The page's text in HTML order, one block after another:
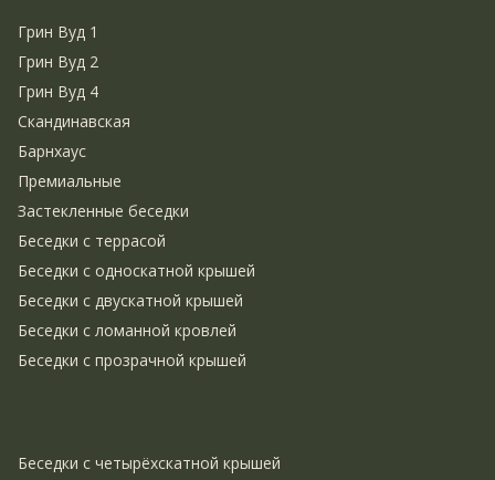
Грин Вуд 1
Грин Вуд 2
Грин Вуд 4
Скандинавская
Барнхаус
Премиальные
Застекленные беседки
Беседки с террасой
Беседки с односкатной крышей
Беседки с двускатной крышей
Беседки с ломанной кровлей
Беседки с прозрачной крышей
Беседки с четырёхскатной крышей